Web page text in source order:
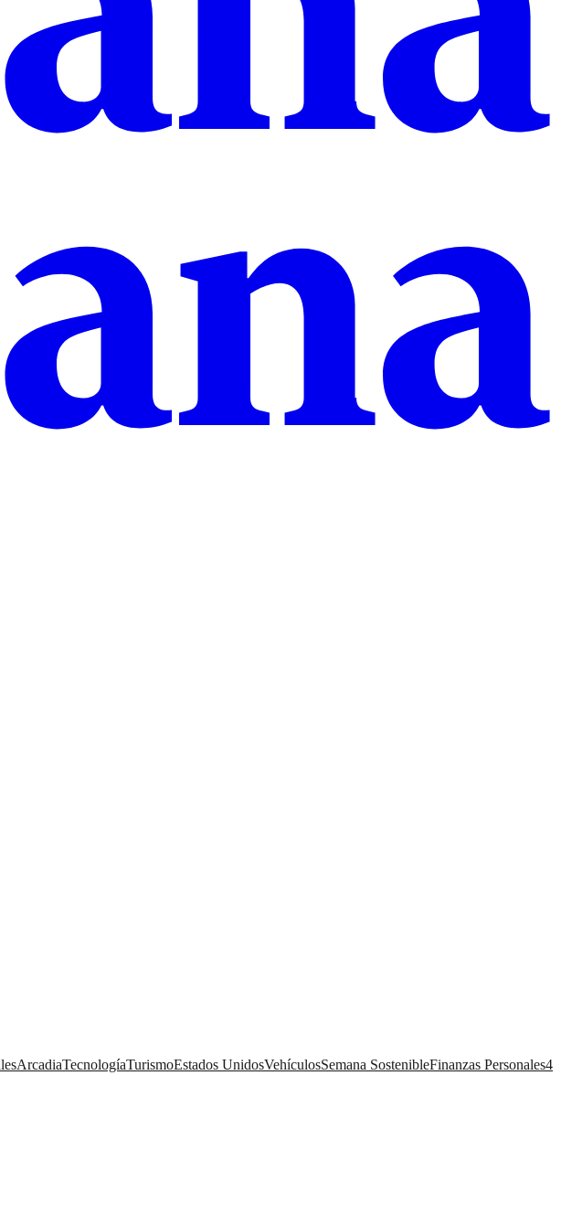
ArcadiaTecnologíaTurismoEstados UnidosVehículosSemana SostenibleFinanzas Personales4